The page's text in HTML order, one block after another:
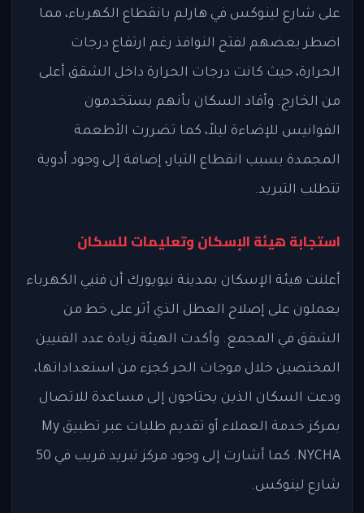
على شارع لينوكس في هارلم بانقطاع الكهرباء، مما
اضطر بعضهم لفتح النوافذ رغم ارتفاع درجات
الحرارة، حيث كانت درجات الحرارة داخل الشقق أعلى
من الخارج. وأفاد السكان بأنهم يستخدمون
الفوانيس للإضاءة ليلاً، كما تضررت الأطعمة
المجمدة بسبب انقطاع التيار، إضافة إلى وجود أدوية
تتطلب التبريد.
استجابة هيئة الإسكان وتعليمات للسكان
أعلنت هيئة الإسكان بمدينة نيويورك أن فنيي الكهرباء
يعملون على إصلاح العطل الذي أثر على خط من
الشقق في المجمع. وأكدت الهيئة زيادة عدد الفنيين
المختصين خلال موجات الحر كجزء من استعداداتها،
ودعت السكان الذين يحتاجون إلى مساعدة للاتصال
بمركز خدمة العملاء أو تقديم طلبات عبر تطبيق My
NYCHA. كما أشارت إلى وجود مركز تبريد قريب في 50
شارع لينوكس.